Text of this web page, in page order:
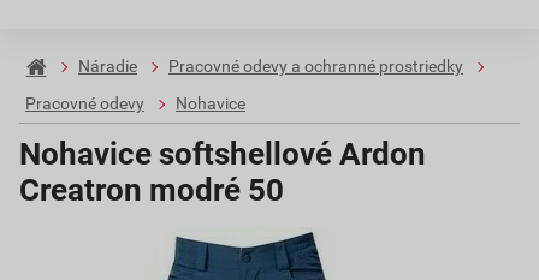
Náradie
Pracovné odevy a ochranné prostriedky
Pracovné odevy
Nohavice
Nohavice softshellové Ardon
Creatron modré 50